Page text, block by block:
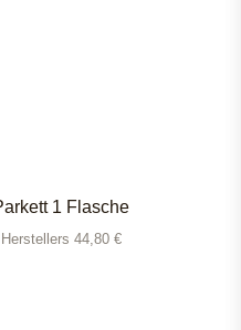
1 Flasche
44,80 €